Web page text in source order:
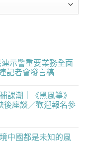
示警重要業務全面
記者會發言稿
課潮｜《黑風箏》
後座談／歡迎報名參
中國都是未知的風